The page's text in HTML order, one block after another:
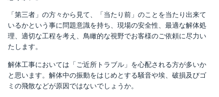
「第三者」の方々から見て、「当たり前」のことを当たり出来て
いるかという事に問題意識を持ち、現場の安全性、最適な解体処
理、適切な工程を考え、鳥瞰的な視野でお客様のご依頼に尽力い
たします。
解体工事においては「ご近所トラブル」を心配される方が多いか
と思います。解体中の振動をはじめとする騒音や埃、破損及びゴ
ミの飛散などが原因ではないでしょうか。